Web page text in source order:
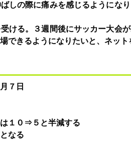
しの際に痛みを感じるようにな
ける。３週間後にサッカー大会
できるようになりたいと、ネット
７日
１０⇒５と半減する
なる